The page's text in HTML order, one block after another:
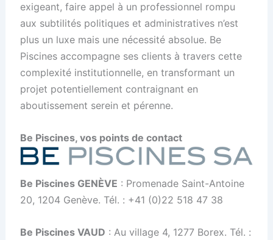
exigeant, faire appel à un professionnel rompu
aux subtilités politiques et administratives n’est
plus un luxe mais une nécessité absolue. Be
Piscines accompagne ses clients à travers cette
complexité institutionnelle, en transformant un
projet potentiellement contraignant en
aboutissement serein et pérenne.
Be Piscines, vos points de contact
Be Piscines GENÈVE : Promenade Saint-Antoine
20, 1204 Genève. Tél. : +41 (0)22 518 47 38
Be Piscines VAUD : Au village 4, 1277 Borex. Tél. :